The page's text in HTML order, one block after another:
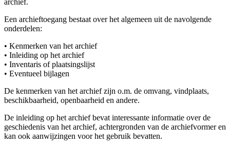
archief.
Een archieftoegang bestaat over het algemeen uit de navolgende
onderdelen:
• Kenmerken van het archief
• Inleiding op het archief
• Inventaris of plaatsingslijst
• Eventueel bijlagen
De kenmerken van het archief zijn o.m. de omvang, vindplaats,
beschikbaarheid, openbaarheid en andere.
De inleiding op het archief bevat interessante informatie over de
geschiedenis van het archief, achtergronden van de archiefvormer en
kan ook aanwijzingen voor het gebruik bevatten.